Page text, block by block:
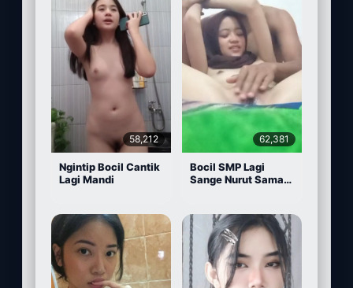
58,212
Ngintip Bocil Cantik
Lagi Mandi
62,381
Bocil SMP Lagi
Sange Nurut Sama